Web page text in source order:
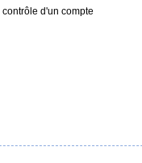
d'un compte